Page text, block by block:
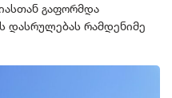
გაფორმდა
დასრულებას რამდენიმე